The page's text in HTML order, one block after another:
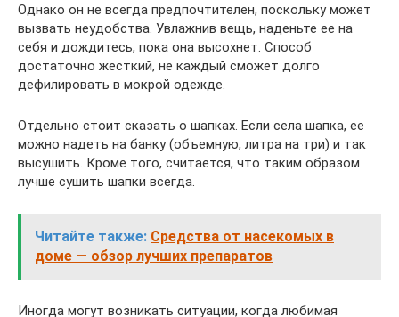
Однако он не всегда предпочтителен, поскольку может
вызвать неудобства. Увлажнив вещь, наденьте ее на
себя и дождитесь, пока она высохнет. Способ
достаточно жесткий, не каждый сможет долго
дефилировать в мокрой одежде.
Отдельно стоит сказать о шапках. Если села шапка, ее
можно надеть на банку (объемную, литра на три) и так
высушить. Кроме того, считается, что таким образом
лучше сушить шапки всегда.
Читайте также: Средства от насекомых в
доме — обзор лучших препаратов
Иногда могут возникать ситуации, когда любимая